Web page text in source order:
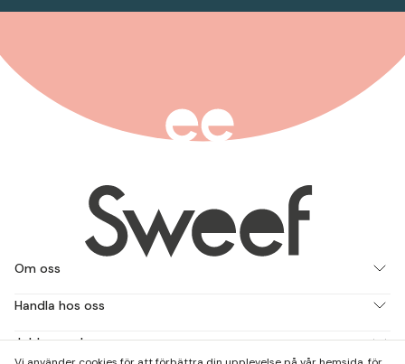
Om oss
Handla hos oss
Jobba med oss